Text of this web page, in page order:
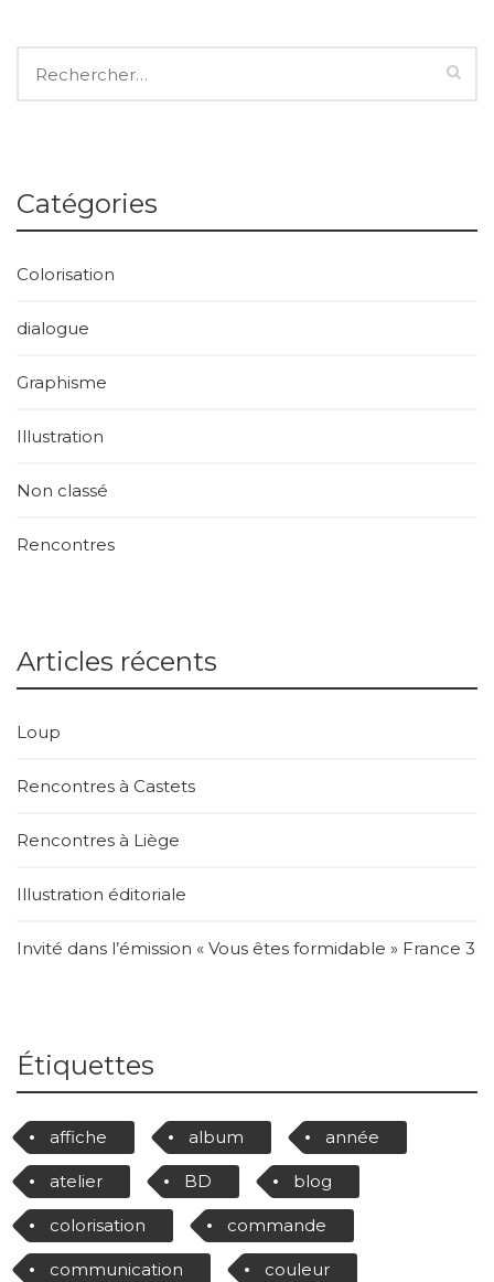
Catégories
Colorisation
dialogue
Graphisme
Illustration
Non classé
Rencontres
Articles récents
Loup
Rencontres à Castets
Rencontres à Liège
Illustration éditoriale
Invité dans l’émission « Vous êtes formidable » France 3
Étiquettes
affiche album année
atelier BD blog
colorisation commande
communication couleur